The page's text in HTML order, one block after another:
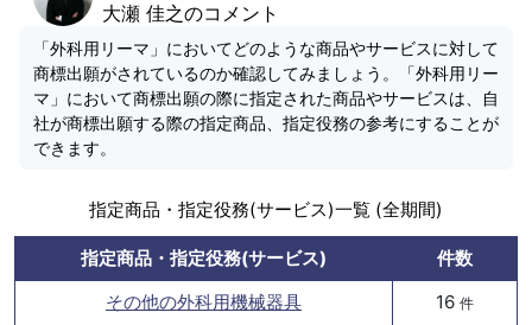
大瀬 佳之のコメント
「外科用リーマ」においてどのような商品やサービスに対して
商標出願がされているのか確認してみましょう。「外科用リー
マ」において商標出願の際に指定された商品やサービスは、自
社が商標出願する際の指定商品、指定役務の参考にすることが
できます。
指定商品・指定役務(サービス)一覧 (全期間)
指定商品・指定役務(サービス)
件数
その他の外科用機械器具
16 件